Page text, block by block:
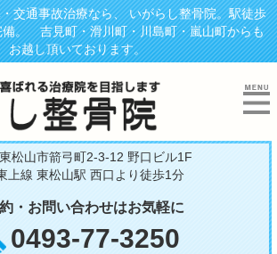
交通事故治療なら、 いがらし整骨院。駅徒歩
備。 吉見町・滑川町・川島町・嵐山町からも
お越し頂いております。
松山市箭弓町2-3-12 野口ビル1F
上線 東松山駅 西口より徒歩1分
・お問い合わせはお気軽に
0493-77-3250